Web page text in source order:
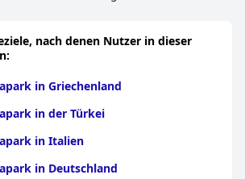
nach denen Nutzer in dieser
in Griechenland
in der Türkei
in Italien
in Deutschland